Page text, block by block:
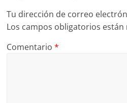
Tu dirección de correo
Los campos obligatorios
Comentario*